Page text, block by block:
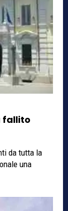
fallito
da tutta la
una